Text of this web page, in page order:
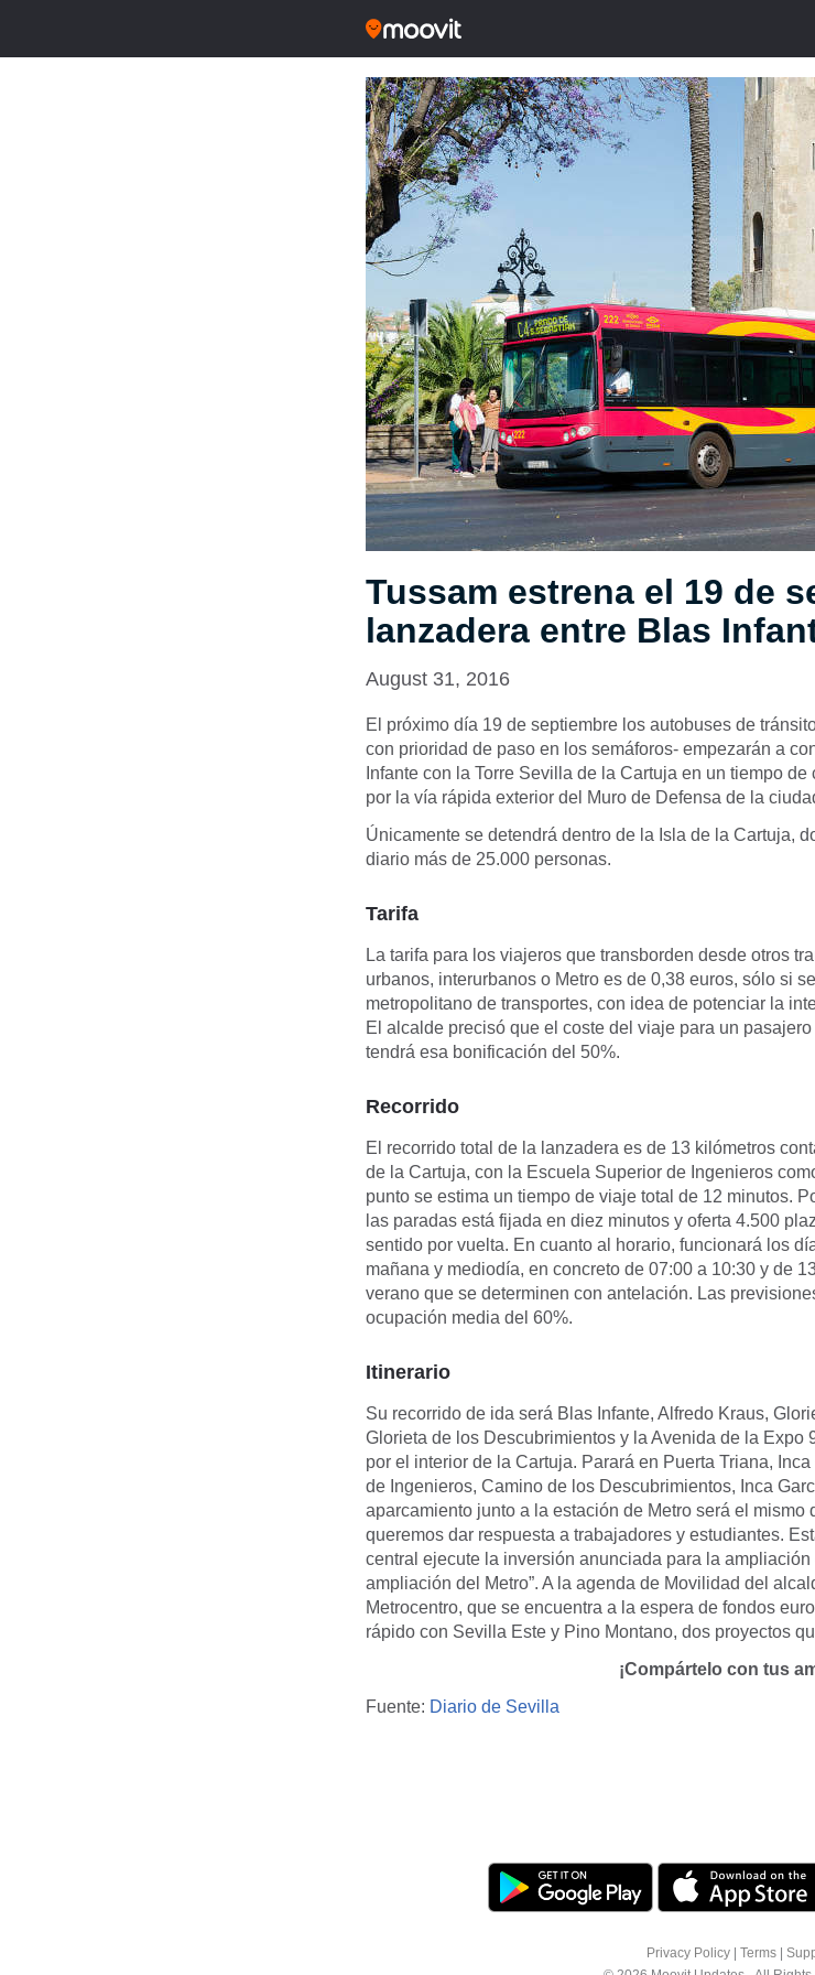
Tussam estrena el 19 de
lanzadera entre Blas
August 31, 2016
El próximo día 19 de septiembre los autobuses de
con prioridad de paso en los semáforos- empezarán a
Infante con la Torre Sevilla de la Cartuja en un tiempo
por la vía rápida exterior del Muro de Defensa de la
Únicamente se detendrá dentro de la Isla de la Cartuja,
diario más de 25.000 personas.
Tarifa
La tarifa para los viajeros que transborden desde otros
urbanos, interurbanos o Metro es de 0,38 euros, sólo si
metropolitano de transportes, con idea de potenciar la
El alcalde precisó que el coste del viaje para un
tendrá esa bonificación del 50%.
Recorrido
El recorrido total de la lanzadera es de 13 kilómetros
de la Cartuja, con la Escuela Superior de Ingenieros
punto se estima un tiempo de viaje total de 12 minutos.
las paradas está fijada en diez minutos y oferta 4.500
sentido por vuelta. En cuanto al horario, funcionará los
mañana y mediodía, en concreto de 07:00 a 10:30 y de
verano que se determinen con antelación. Las
ocupación media del 60%.
Itinerario
Su recorrido de ida será Blas Infante, Alfredo Kraus,
Glorieta de los Descubrimientos y la Avenida de la Expo
por el interior de la Cartuja. Parará en Puerta Triana,
de Ingenieros, Camino de los Descubrimientos, Inca
aparcamiento junto a la estación de Metro será el mismo
queremos dar respuesta a trabajadores y estudiantes.
central ejecute la inversión anunciada para la
ampliación del Metro”. A la agenda de Movilidad del
Metrocentro, que se encuentra a la espera de fondos
rápido con Sevilla Este y Pino Montano, dos proyectos
¡Compártelo con tus
Fuente: Diario de Sevilla
Privacy Policy Terms